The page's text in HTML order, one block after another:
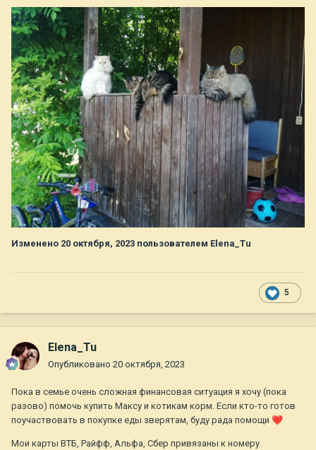
Изменено 20 октября, 2023 пользователем Elena_Tu
5
Elena_Tu
Опубликовано 20 октября, 2023
Пока в семье очень сложная финансовая ситуация я хочу (пока
разово) помочь купить Максу и котикам корм. Если кто-то готов
поучаствовать в покупке еды зверятам, буду рада помощи ❤️
Мои карты ВТБ, Райфф, Альфа, Сбер привязаны к номеру